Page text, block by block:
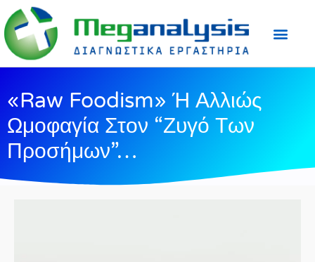
«Raw Foodism» Ή Αλλιώς
Ωμοφαγία Στον “ζυγό Των
Προσήμων”…